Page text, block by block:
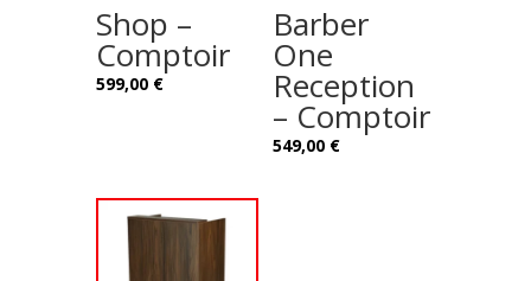
Shop –
Comptoir
599,00 €
Barber
One
Reception
– Comptoir
549,00 €